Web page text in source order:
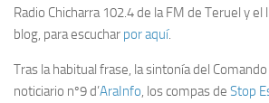
Radio Chicharra 102.4 de la FM de Teruel y
blog, para escuchar por aquí.
Tras la habitual frase, la sintonía del Comando
noticiario nº9 d’AraInfo , los compas de Stop